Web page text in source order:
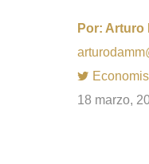
Por: Arturo
18 marzo,